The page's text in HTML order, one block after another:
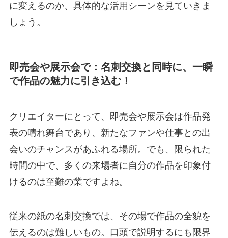
に変えるのか、具体的な活用シーンを見ていきま
しょう。
即売会や展示会で：名刺交換と同時に、一瞬
で作品の魅力に引き込む！
クリエイターにとって、即売会や展示会は作品発
表の晴れ舞台であり、新たなファンや仕事との出
会いのチャンスがあふれる場所。でも、限られた
時間の中で、多くの来場者に自分の作品を印象付
けるのは至難の業ですよね。
従来の紙の名刺交換では、その場で作品の全貌を
伝えるのは難しいもの。口頭で説明するにも限界